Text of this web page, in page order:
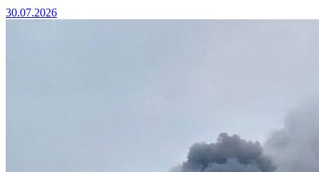
30.07.2026